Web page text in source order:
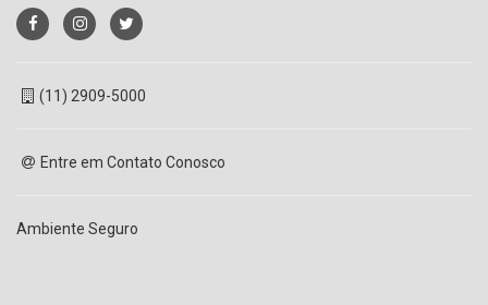
(11) 2909-5000
Entre em Contato Conosco
Ambiente Seguro